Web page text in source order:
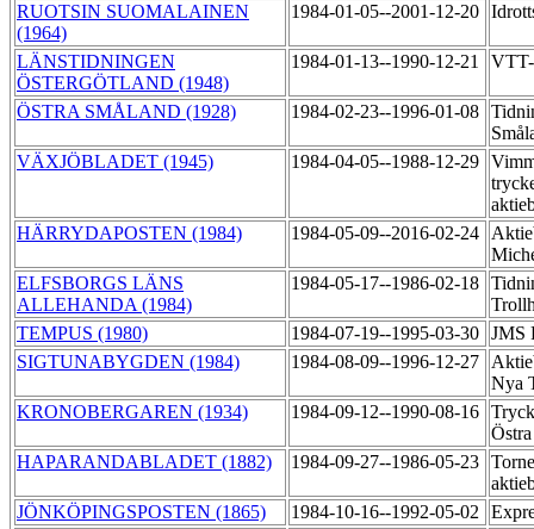
RUOTSIN SUOMALAINEN
(1964)
1984-01-05--2001-12-20
LÄNSTIDNINGEN
ÖSTERGÖTLAND (1948)
1984-01-13--1990-12-21
ÖSTRA SMÅLAND (1928) 1984-02-23--1996-01-08
VÄXJÖBLADET (1945)
1984-04-05--1988-12-29
HÄRRYDAPOSTEN (1984)
1984-05-09--2016-02-24
ELFSBORGS LÄNS
ALLEHANDA (1984)
1984-05-17--1986-02-18
TEMPUS (1980)
1984-07-19--1995-03-30 JMS
SIGTUNABYGDEN (1984)
1984-08-09--1996-12-27
Nya
KRONOBERGAREN (1934)
1984-09-12--1990-08-16
HAPARANDABLADET (1882)
1984-09-27--1986-05-23
JÖNKÖPINGSPOSTEN (1865)
1984-10-16--1992-05-02